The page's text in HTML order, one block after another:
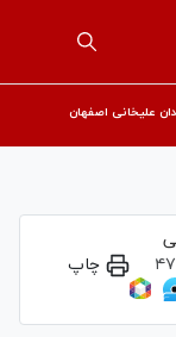
علیخانی اصفهان
چاپ